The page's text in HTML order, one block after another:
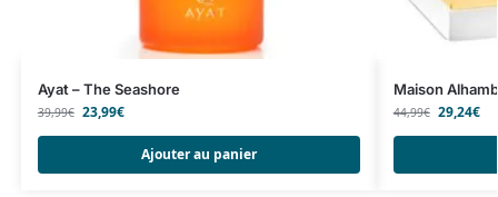
Ayat – The Seashore
39,99€ 23,99€
Ajouter au panier
Maison
44,99€ 29,24€